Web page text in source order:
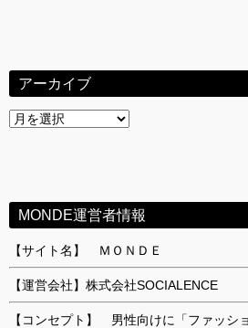
アーカイブ
ア
MONDE運営者情報
【サイト名】 ＭＯＮＤＥ
【運営会社】株式会社SOCIALENCE
【コンセプト】 男性向けに「ファッシ